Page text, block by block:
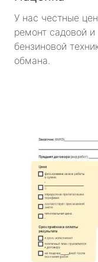
У нас честные
ремонт садовой и
бензиновой
обмана.